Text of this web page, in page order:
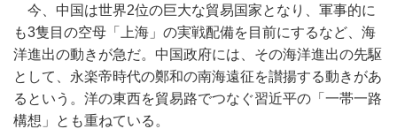
今、中国は世界2位の巨大な貿易国家となり、軍事的に
も3隻目の空母「上海」の実戦配備を目前にするなど、海
洋進出の動きが急だ。中国政府には、その海洋進出の先駆
として、永楽帝時代の鄭和の南海遠征を讃揚する動きがあ
るという。洋の東西を貿易路でつなぐ習近平の「一帯一路
構想」とも重ねている。